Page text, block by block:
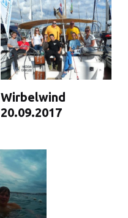
Wirbelwind
20.09.2017